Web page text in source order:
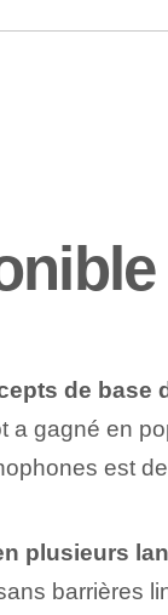
de base
gagné en
est
plusieurs
barrières